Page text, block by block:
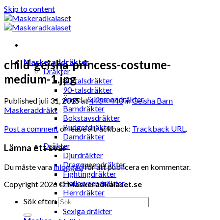
Skip to content
Maskeraddräkter
Dräkter
80-talsdräkter
90-talsdräkter
Ängel- & Demondräkter
Barndräkter
Bokstavsdräkter
Budgetdräkter
Damdräkter
Dräkter
Djurdräkter
Dragqueendräkter
Fightingdräkter
Halloweendräkter
Herrdräkter
Hunddräkter
Sexiga dräkter
child-geisha-princess-costume-
medium-1.jpg
Published juli 31, 2015at440 × 440inGeisha Barn
Maskeraddräkt
Post a commentor leave a trackback: Trackback URL.
Lämna ett svar
Du måste vara inloggadför att publicera en kommentar.
Copyright 2026 ©Maskeradkalaset.se
Sök efter: